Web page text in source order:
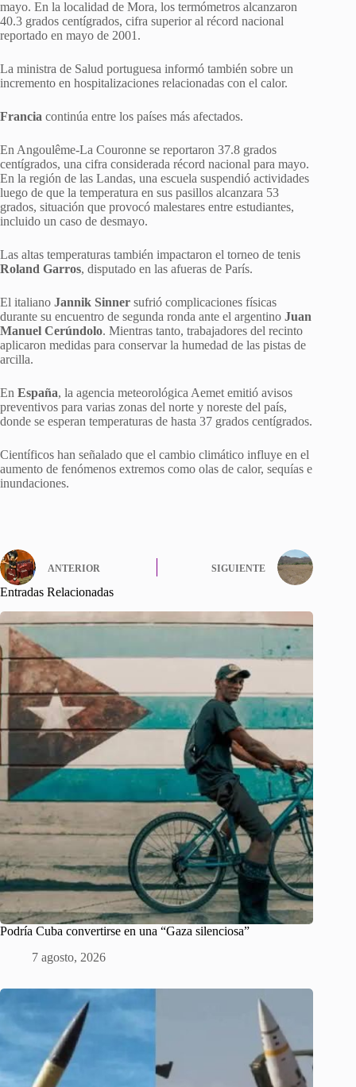
mayo. En la localidad de Mora, los termómetros alcanzaron
40.3 grados centígrados, cifra superior al récord nacional
reportado en mayo de 2001.
La ministra de Salud portuguesa informó también sobre un
incremento en hospitalizaciones relacionadas con el calor.
Francia continúa entre los países más afectados.
En Angoulême-La Couronne se reportaron 37.8 grados
centígrados, una cifra considerada récord nacional para mayo.
En la región de las Landas, una escuela suspendió actividades
luego de que la temperatura en sus pasillos alcanzara 53
grados, situación que provocó malestares entre estudiantes,
incluido un caso de desmayo.
Las altas temperaturas también impactaron el torneo de tenis
Roland Garros, disputado en las afueras de París.
El italiano Jannik Sinner sufrió complicaciones físicas
durante su encuentro de segunda ronda ante el argentino Juan
Manuel Cerúndolo. Mientras tanto, trabajadores del recinto
aplicaron medidas para conservar la humedad de las pistas de
arcilla.
En España, la agencia meteorológica Aemet emitió avisos
preventivos para varias zonas del norte y noreste del país,
donde se esperan temperaturas de hasta 37 grados centígrados.
Científicos han señalado que el cambio climático influye en el
aumento de fenómenos extremos como olas de calor, sequías e
inundaciones.
ANTERIOR SIGUIENTE
Entradas Relacionadas
Podría Cuba convertirse en una “Gaza silenciosa”
7 agosto, 2026